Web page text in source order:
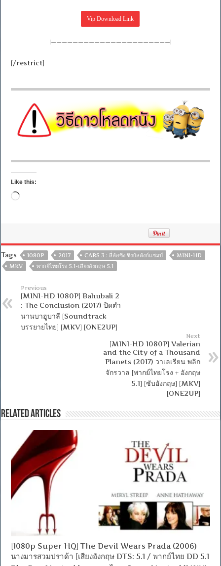
|——————————————————————|
[/restrict]
Like this:
Loading…
Tags 1080P 2017 CARS 3 : สี่ล้อซิ่ง ชิงบัลลังก์แชมป์
MINI-HD
MKV
พากย์ไทยโรง 5.1-เสียงอังกฤษ 5.1
Previous
[MINI-HD 1080P] Bahubali 2
: The Conclusion (2017) ปิดตำ
นานบาฮูบาลี [Soundtrack
บรรยายไทย] [MKV] [ONE2UP]
Next
[MINI-HD 1080P] Valerian
and the City of a Thousand
Planets (2017) วาเลเรียน พลิก
จักรวาล [พากย์ไทยโรง + อังกฤษ
5.1] [ซับอังกฤษ] [MKV]
[ONE2UP]
Related Articles
[1080p Super HQ] The Devil Wears Prada (2006)
นางมารสวมปราด้า [เสียงอังกฤษ DTS: 5.1 / พากย์ไทย DD 5.1